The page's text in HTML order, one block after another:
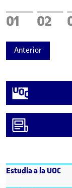
Anterior
Pàgina
01 02
Estudia a la UOC